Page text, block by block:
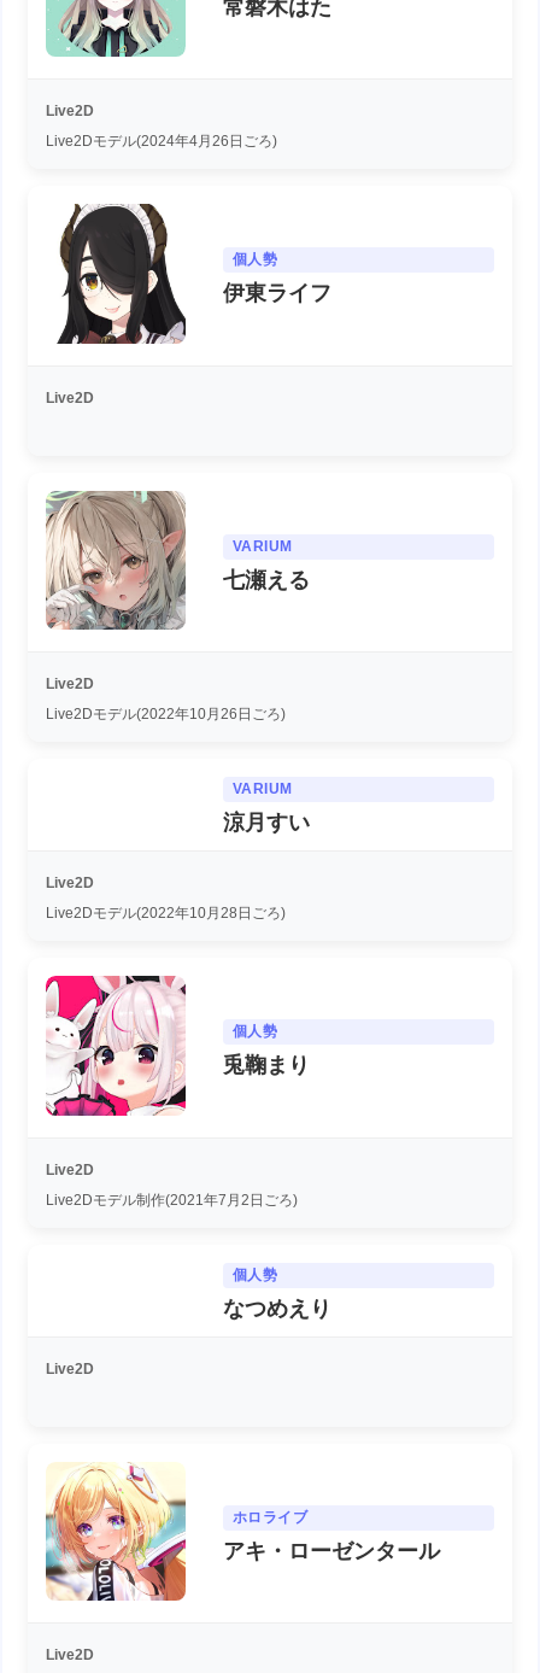
常磐木はた
Live2D
Live2Dモデル(2024年4月26日ごろ)
個人勢
伊東ライフ
Live2D
VARIUM
七瀬える
Live2D
Live2Dモデル(2022年10月26日ごろ)
VARIUM
涼月すい
Live2D
Live2Dモデル(2022年10月28日ごろ)
個人勢
兎鞠まり
Live2D
Live2Dモデル制作(2021年7月2日ごろ)
個人勢
なつめえり
Live2D
ホロライブ
アキ・ローゼンタール
Live2D